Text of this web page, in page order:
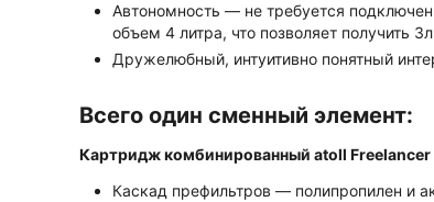
Автономность — не требуется
объем 4 литра, что позволяет получить
Дружелюбный, интуитивно понятный
Всего один сменный элемент:
Картридж комбинированный atoll
Каскад префильтров — полипропилен и